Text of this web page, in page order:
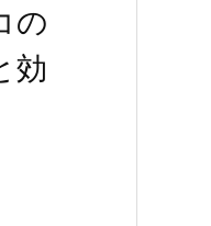
の
効